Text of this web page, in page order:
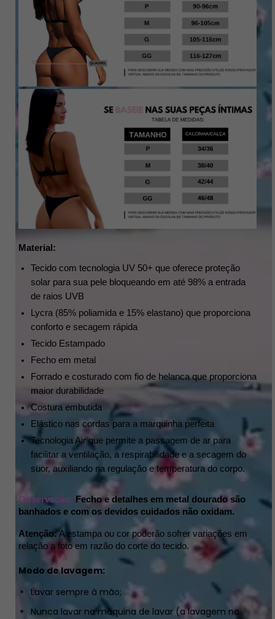
Material:
Tecido com tecnologia UV 50+ que oferece proteção
solar para sua pele bloqueando em até 98% a entrada
de raios UVB
Lycra (85% poliamida e 15% elastano) que proporciona
conforto e secagem rápida
Tecido Estampado
Fecho em metal
Forrado e costurado com fio de helanca que proporciona
maior durabilidade
Costura embutida
Elástico nas cordas para a marquinha perfeita
Tecnologia Air que permite a passagem de ar para
facilitar a ventilação, a respirabilidade e a secagem do
suor, auxiliando na regulação e temperatura do corpo.
Observação: Fecho e detalhes em metal dourado são
banhados e com os devidos cuidados não oxidam.
Atenção: A estampa ou cor poderão sofrer variações em
relação a foto em razão do corte do tecido.
Modo de lavagem:
Lavar sempre à mão;
Nunca lavar na máquina de lavar (a lavagem na